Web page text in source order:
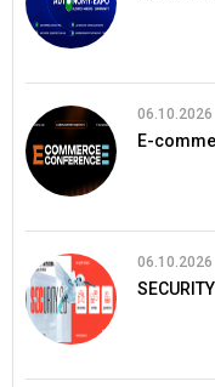
06.10.2026
E-
06.10.2026